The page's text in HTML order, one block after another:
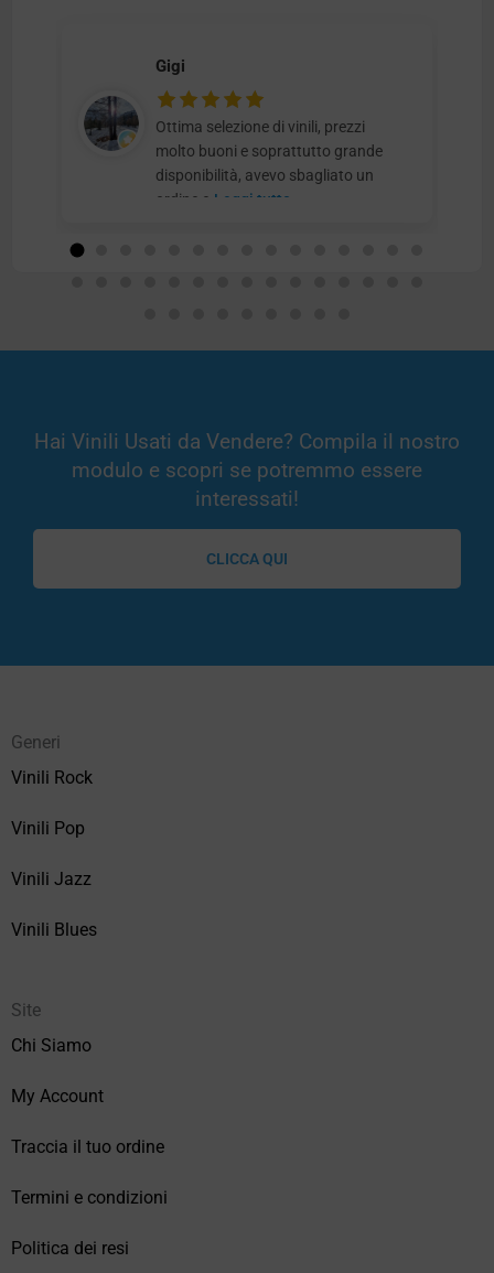
Gigi
Ottima selezione di vinili, prezzi
molto buoni e soprattutto grande
disponibilità, avevo sbagliato un
ordine e Leggi tutto
Hai Vinili Usati da Vendere? Compila il nostro
modulo e scopri se potremmo essere
interessati!
CLICCA QUI
Generi
Vinili Rock
Vinili Pop
Vinili Jazz
Vinili Blues
Site
Chi Siamo
My Account
Traccia il tuo ordine
Termini e condizioni
Politica dei resi